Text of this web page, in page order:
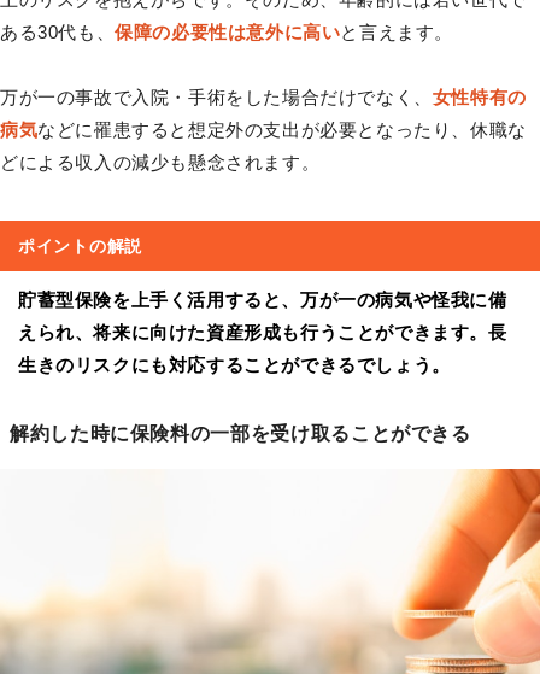
ある30代も、保障の必要性は意外に高いと言えます。
万が一の事故で入院・手術をした場合だけでなく、 女性特有の
病気などに罹患すると想定外の支出が必要となったり、休職な
どによる収入の減少も懸念されます。
ポイントの解説
貯蓄型保険を上手く活用すると、万が一の病気や怪我に備
えられ、将来に向けた資産形成も行うことができます。長
生きのリスクにも対応することができるでしょう。
解約した時に保険料の一部を受け取ることができる